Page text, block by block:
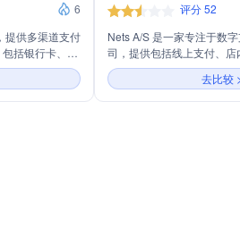
6
提供多渠道支付
括银行卡、
提高支付成功
评分 52
Nets A/S 是一家专注于数
司，提供包括线上支付、
台、欺诈预防和争议服务
份和注册服务等在内的解
的一部分，Nets致力于通
去比较